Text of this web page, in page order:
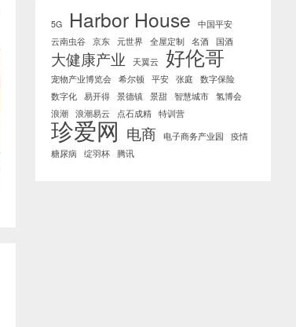
5G Harbor House
中国平安
云南虫谷 京东 元世界 全屋定制 名酒 国酒
大健康产业 天翼云 好伦哥
宠物产业博览会 希尔顿 平安 张庭
数字保险
数字化 易开得 景德镇 景甜 智慧城市 氢博会
浪潮 浪潮易云 点石成精 特训营
珍爱网 电商 电子商务产业园
疫情
糖尿病
绽羽杯 腾讯